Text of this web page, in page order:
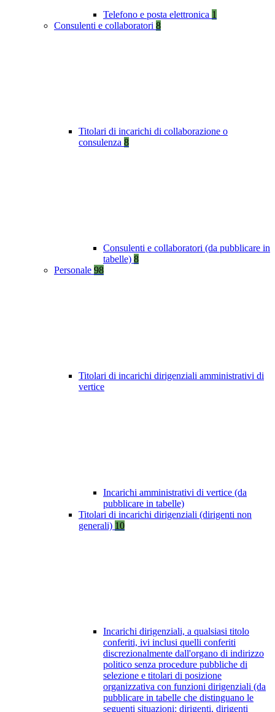
Telefono e posta elettronica 1
Consulenti e collaboratori 8
Titolari di incarichi di collaborazione o
consulenza 8
Consulenti e collaboratori (da pubblicare in
tabelle) 8
Personale 98
Titolari di incarichi dirigenziali amministrativi di
vertice
Incarichi amministrativi di vertice (da
pubblicare in tabelle)
Titolari di incarichi dirigenziali (dirigenti non
generali) 10
Incarichi dirigenziali, a qualsiasi titolo
conferiti, ivi inclusi quelli conferiti
discrezionalmente dall'organo di indirizzo
politico senza procedure pubbliche di
selezione e titolari di posizione
organizzativa con funzioni dirigenziali (da
pubblicare in tabelle che distinguano le
seguenti situazioni: dirigenti, dirigenti